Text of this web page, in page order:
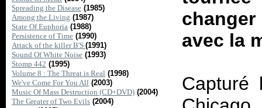
Spreading the Disease (1985)
Among the Living (1987)
State Of Euphoria (1988)
Persistence of Time (1990)
Attack of the killer B'S (1991)
Sound Of White Noise (1993)
Stomp 442 (1995)
Volume 8 : The Threat is Real (1998)
We've Come For You All (2003)
Music Of Mass Destruction (CD+DVD) (2004)
The Greater of Two Evils (2004)
avec la
Capturé